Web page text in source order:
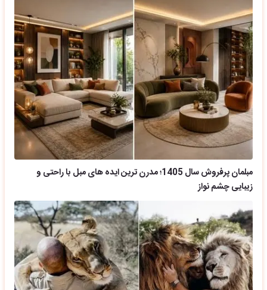
مبلمان پرفروش سال 1405؛ مدرن ترین ایده های مبل با راحتی و
زیبایی چشم نواز